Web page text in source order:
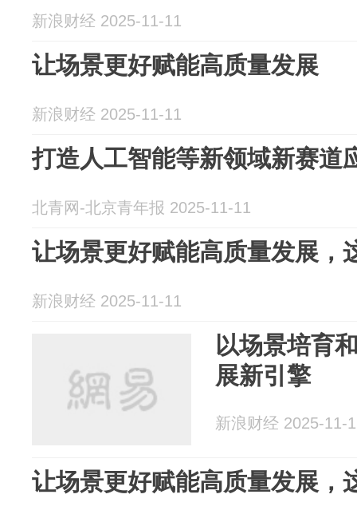
新浪财经 2025-11-11
让场景更好赋能高质量发展
新浪财经 2025-11-11
打造人工智能等新领域新赛道
北青网-北京青年报 2025-11-11
让场景更好赋能高质量发展，
新浪财经 2025-11-11
以场景培育
展新引擎
新浪财经 2025-11-
让场景更好赋能高质量发展，